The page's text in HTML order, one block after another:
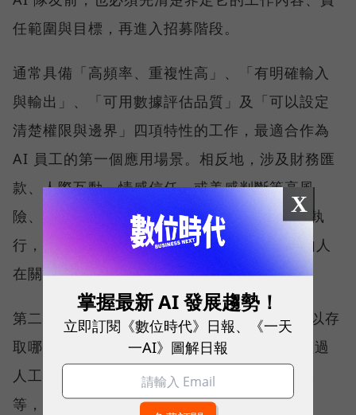
任範圍與目標，再進入招募階段。
通常具備「高頻率、重複性高」、「有明確輸入
與輸出」、「可用數據評估品質」及「可以設定
清楚權限與邊界」四項特性的工作，最適合作為
AI 員工的第一個應用場景。相反地，涉及財務匯
款、人際互動、情感信任，或美感判斷等高風
險、難以標準化的工作，則不應完全交由 AI 執
行，而應保留 Human in the Loop 機制，由人
在關鍵節點負責把關與決策。
第二階段則是設定權限邊界，包括 AI 員工可以存
取哪些資料、串接哪些系統、哪些動作必須經過
人工核准、產出結果是草稿還是可以直接上線
等，避免因權限設定不清而超出職責範圍。
X
掌握最新 AI 發展趨勢！
立即訂閱《數位時代》日報、《一天
一AI》圖解日報